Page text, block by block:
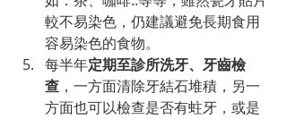
較不易染色，仍建議避免長期食用
容易染色的食物。
每半年定期至診所洗牙、牙齒檢
查 ，一方面清除牙結石堆積，另一
方面也可以檢查是否有蛀牙，或是